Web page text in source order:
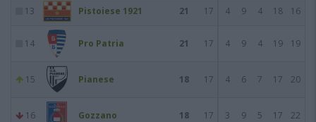
13 Pistoiese 1921 21 17 4 9 4 18 16
14 Pro Patria 21 17 4 9 4 19 19
15 Pianese 18 17 4 6 7 17 20
16 Gozzano 18 17 3 9 5 17 22